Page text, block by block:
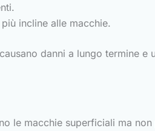
incline alle macchie.
danni a lungo termine e
le macchie superficiali ma